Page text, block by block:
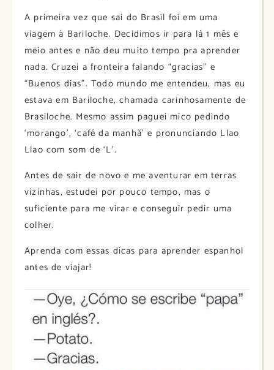
A primeira vez que sai do Brasil foi em uma
viagem à Bariloche. Decidimos ir para lá 1 mês e
meio antes e não deu muito tempo pra aprender
nada. Cruzei a fronteira falando “gracias” e
“Buenos dias”. Todo mundo me entendeu, mas eu
estava em Bariloche, chamada carinhosamente de
Brasiloche. Mesmo assim paguei mico pedindo
‘morango’, ‘café da manhã’ e pronunciando Llao
Llao com som de ‘L’.
Antes de sair de novo e me aventurar em terras
vizinhas, estudei por pouco tempo, mas o
suficiente para me virar e conseguir pedir uma
colher.
Aprenda com essas dicas para aprender espanhol
antes de viajar!